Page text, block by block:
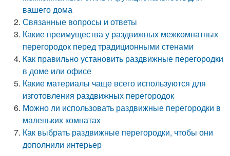
вашего дома
Связанные вопросы и ответы
Какие преимущества у раздвижных межкомнатных
перегородок перед традиционными стенами
Как правильно установить раздвижные перегородки
в доме или офисе
Какие материалы чаще всего используются для
изготовления раздвижных перегородок
Можно ли использовать раздвижные перегородки в
маленьких комнатах
Как выбрать раздвижные перегородки, чтобы они
дополнили интерьер